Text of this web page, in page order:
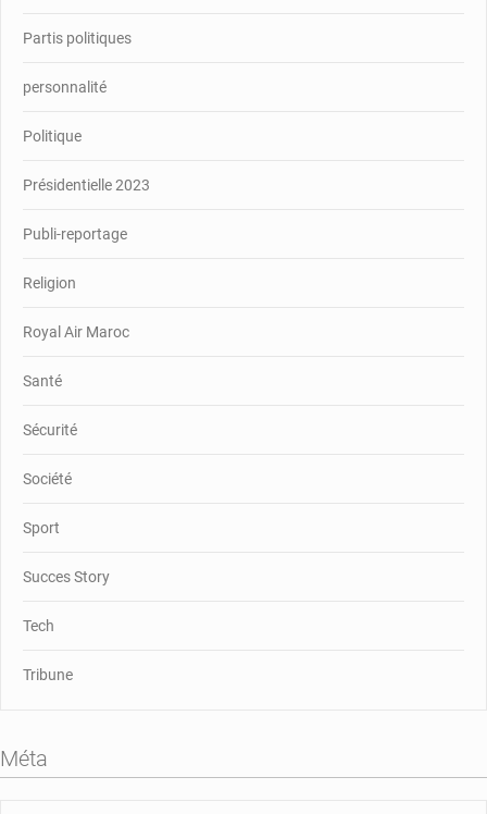
Partis politiques
personnalité
Politique
Présidentielle 2023
Publi-reportage
Religion
Royal Air Maroc
Santé
Sécurité
Société
Sport
Succes Story
Tech
Tribune
Méta